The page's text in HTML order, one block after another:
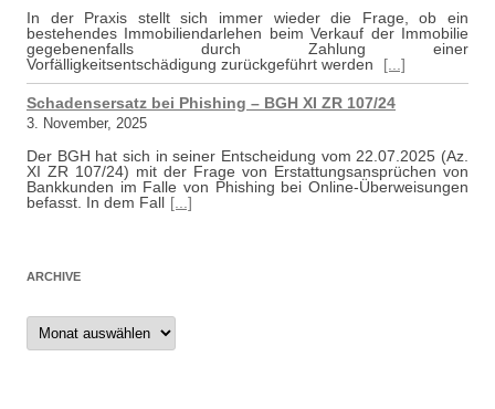
In der Praxis stellt sich immer wieder die Frage, ob ein
bestehendes Immobiliendarlehen beim Verkauf der Immobilie
gegebenenfalls durch Zahlung einer
Vorfälligkeitsentschädigung zurückgeführt werden
[...]
Schadensersatz bei Phishing – BGH XI ZR 107/24
3. November, 2025
Der BGH hat sich in seiner Entscheidung vom 22.07.2025 (Az.
XI ZR 107/24) mit der Frage von Erstattungsansprüchen von
Bankkunden im Falle von Phishing bei Online-Überweisungen
befasst. In dem Fall [...]
ARCHIVE
Archive